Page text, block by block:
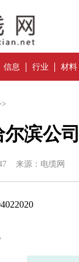
信息 行业 材料
滨公
来源：电缆网